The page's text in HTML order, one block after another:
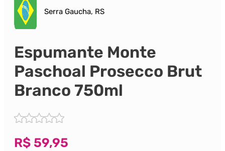
Serra Gaucha, RS
Espumante Monte
Paschoal Prosecco Brut
Branco 750ml
R$ 59,95